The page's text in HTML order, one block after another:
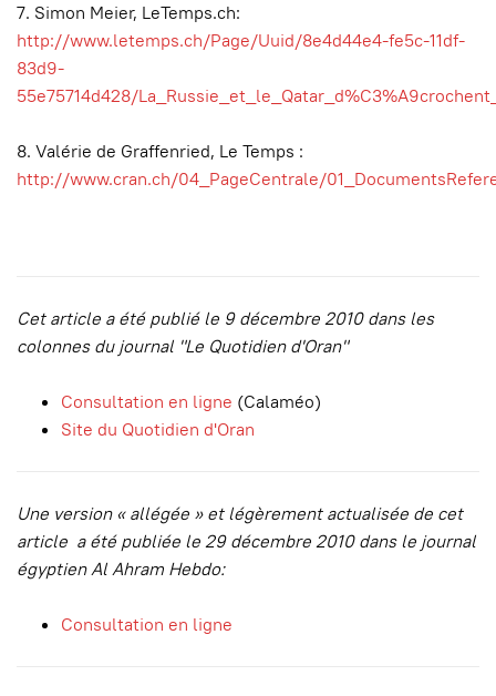
7. Simon Meier, LeTemps.ch:
http://www.letemps.ch/Page/Uuid/8e4d44e4-fe5c-11df-
83d9-
55e75714d428/
8. Valérie de Graffenried, Le Temps :
http://www.cran.ch/04_PageCentrale/
Cet article a été publié le 9 décembre 2010 dans les
colonnes du journal "Le Quotidien d'Oran"
Consultation en ligne (Calaméo)
Site du Quotidien d'Oran
Une version « allégée » et légèrement actualisée de cet
article a été publiée le 29 décembre 2010 dans le journal
égyptien Al Ahram Hebdo:
Consultation en ligne